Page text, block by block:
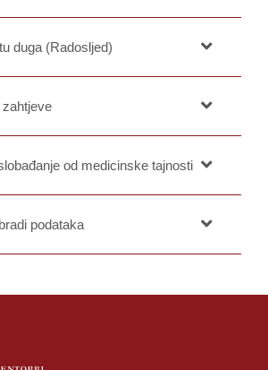
duga (Radosljed)
od medicinske tajnosti
podataka